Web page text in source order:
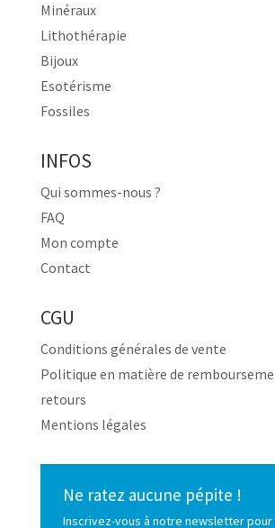
Minéraux
Lithothérapie
Bijoux
Esotérisme
Fossiles
INFOS
Qui sommes-nous ?
FAQ
Mon compte
Contact
CGU
Conditions générales de vente
Politique en matière de
retours
Mentions légales
Ne ratez aucune pépite !
Inscrivez-vous à notre newsletter